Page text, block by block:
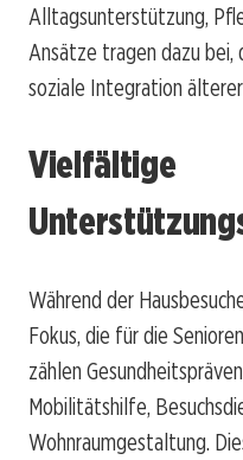
Alltagsunterstützung,
Ansätze tragen dazu
soziale Integration
Vielfältige
Während der
Fokus, die für die
zählen
Mobilitätshilfe,
Wohnraumgestaltung.